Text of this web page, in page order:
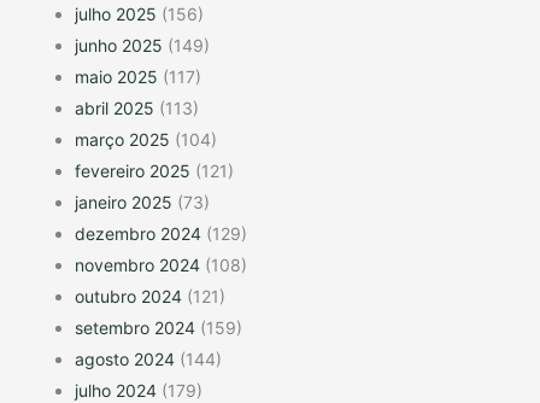
julho 2025 (156)
junho 2025 (149)
maio 2025 (117)
abril 2025 (113)
março 2025 (104)
fevereiro 2025 (121)
janeiro 2025 (73)
dezembro 2024 (129)
novembro 2024 (108)
outubro 2024 (121)
setembro 2024 (159)
agosto 2024 (144)
julho 2024 (179)